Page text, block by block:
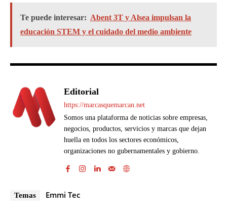
Te puede interesar: Abent 3T y Alsea impulsan la
educación STEM y el cuidado del medio ambiente
Editorial
https://marcasquemarcan.net
Somos una plataforma de noticias sobre empresas,
negocios, productos, servicios y marcas que dejan
huella en todos los sectores económicos,
organizaciones no gubernamentales y gobierno.
Temas Emmi Tec